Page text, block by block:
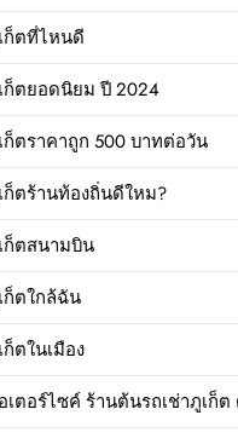
ก็ตที่ไหนดี
ก็ตยอดนิยม ปี 2024
ก็ตราคาถูก 500 บาทต่อวัน
ก็ตร้านท้องถิ่นดีใหม?
ก็ตสนามบิน
ก็ตใกล้ฉัน
ก็ตในเมือง
เตอร์ไซค์ ร้านต้นรถเช่าภูเก็